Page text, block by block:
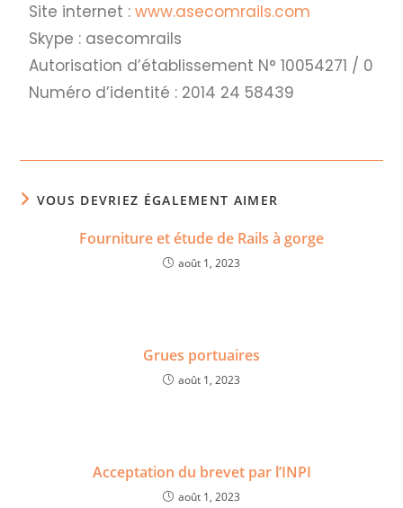
Site internet :www.asecomrails.com
Skype : asecomrails
Autorisation d’établissement N° 10054271 / 0
Numéro d’identité : 2014 24 58439
VOUS DEVRIEZ ÉGALEMENT AIMER
Fourniture et étude de Rails à gorge
août 1, 2023
Grues portuaires
août 1, 2023
Acceptation du brevet par l’INPI
août 1, 2023